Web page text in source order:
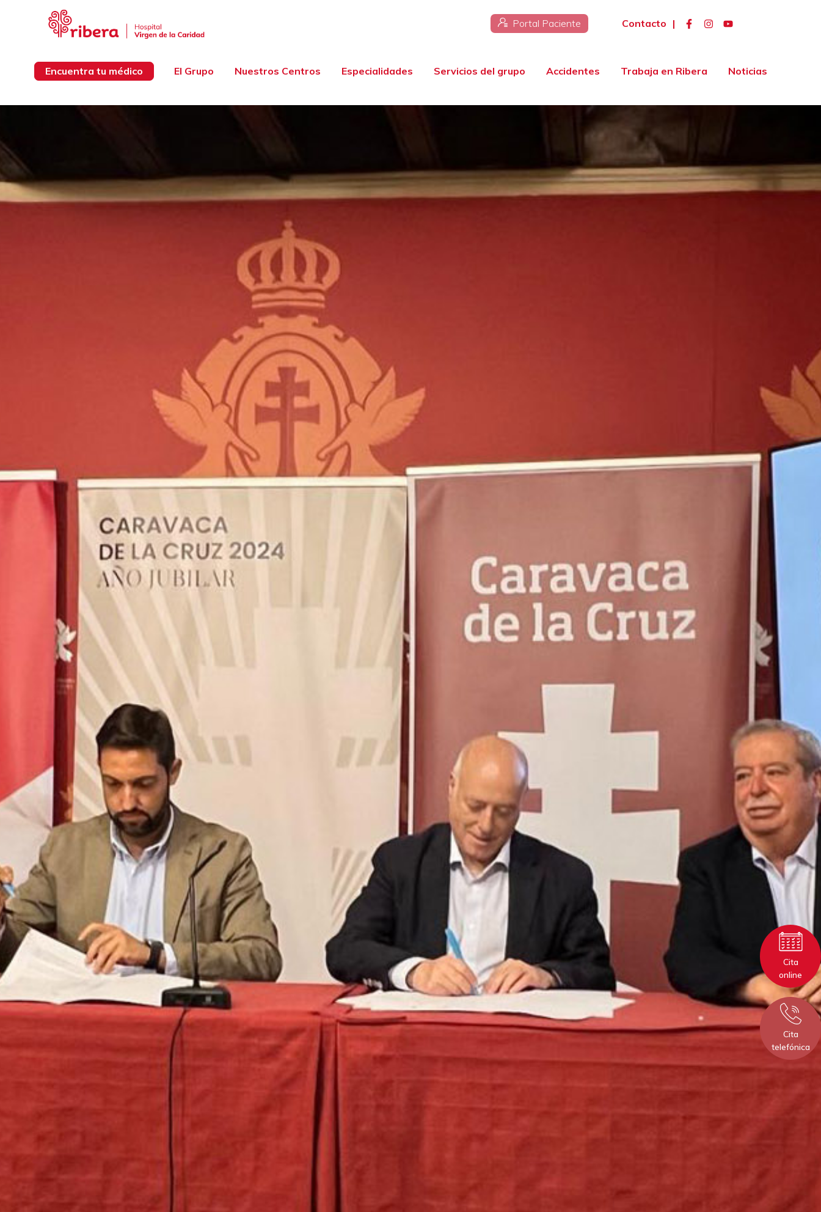
Portal Paciente Contacto |
Encuentra tu médico El Grupo Nuestros Centros Especialidades Servicios del grupo Accidentes Trabaja en Ribera Noticias
Cita
online
Cita
telefónica